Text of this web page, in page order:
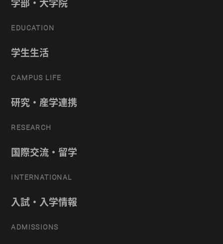
EDUCATION
学生生活
CAMPUS LIFE
研究・産学連携
RESEARCH
国際交流・留学
INTERNATIONAL
入試・入学情報
ADMISSIONS